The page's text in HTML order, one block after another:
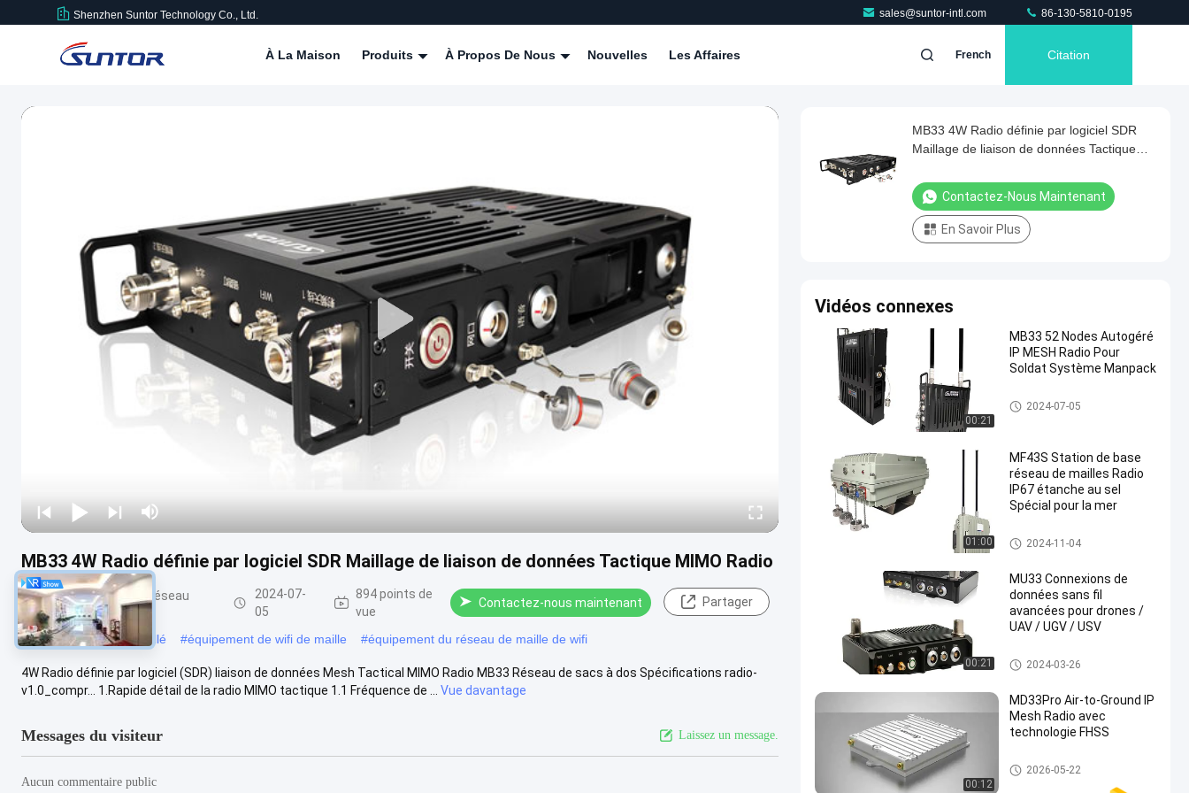
Shenzhen Suntor Technology Co., Ltd. sales@suntor-intl.com 86-130-5810-0195
À La Maison Produits À Propos De Nous Nouvelles Les Affaires French Citation
MB33 4W Radio définie par logiciel SDR Maillage de liaison de données Tactique MIMO Radio
Produits sans fil de réseau
maillé
2024-07-
05
894 points de
vue
Contactez-nous maintenant Partager
#module de réseau maillé #équipement de wifi de maille #équipement du réseau de maille de wifi
4W Radio définie par logiciel (SDR) liaison de données Mesh Tactical MIMO Radio MB33 Réseau de sacs à dos Spécifications radio-
v1.0_compr... 1.Rapide détail de la radio MIMO tactique 1.1 Fréquence de ...
Vue davantage
Messages du visiteur Laissez un message.
Aucun commentaire public
MB33 4W Radio définie par logiciel SDR
Maillage de liaison de données Tactique
Contactez-Nous Maintenant
En Savoir Plus
Vidéos connexes
00:21
MB33 52 Nodes Autogéré
IP MESH Radio Pour
Soldat Système Manpack
IP Mesh Network
2024-07-05
01:00
MF43S Station de base
réseau de mailles Radio
IP67 étanche au sel
Spécial pour la mer
Produits sans fil de réseau ma
illé
2024-11-04
00:21
MU33 Connexions de
données sans fil
avancées pour drones /
UAV / UGV / USV
Produits sans fil de réseau ma
illé
2024-03-26
00:12
MD33Pro Air-to-Ground IP
Mesh Radio avec
technologie FHSS
IP Mesh Network
2026-05-22